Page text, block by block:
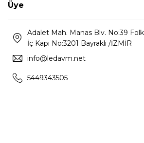
Üye
Adalet Mah. Manas Blv. No:39
İç Kapı No:3201 Bayraklı /İZMİR
info@ledavm.net
5449343505